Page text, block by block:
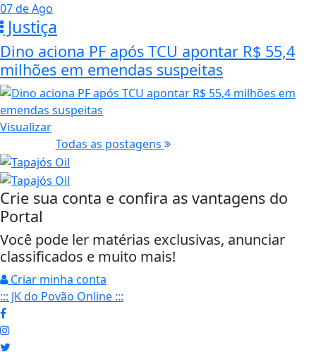
07 de Ago
Justiça
Dino aciona PF após TCU apontar R$ 55,4
milhões em emendas suspeitas
Visualizar
Todas as postagens
Crie sua conta e confira as vantagens do
Portal
Você pode ler matérias exclusivas, anunciar
classificados e muito mais!
Criar minha conta
::: JK do Povão Online :::